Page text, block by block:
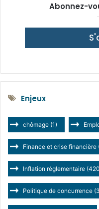
Abonnez-
Enjeux
chômage (1)
Finance et crise financière
Inflation réglementaire
Politique de concurrence